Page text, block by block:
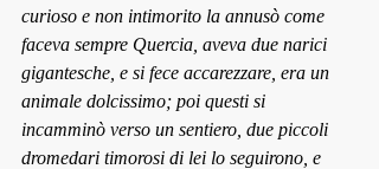
curioso e non intimorito la annusò come
faceva sempre Quercia, aveva due narici
gigantesche, e si fece accarezzare, era un
animale dolcissimo; poi questi si
incamminò verso un sentiero, due piccoli
dromedari timorosi di lei lo seguirono, e